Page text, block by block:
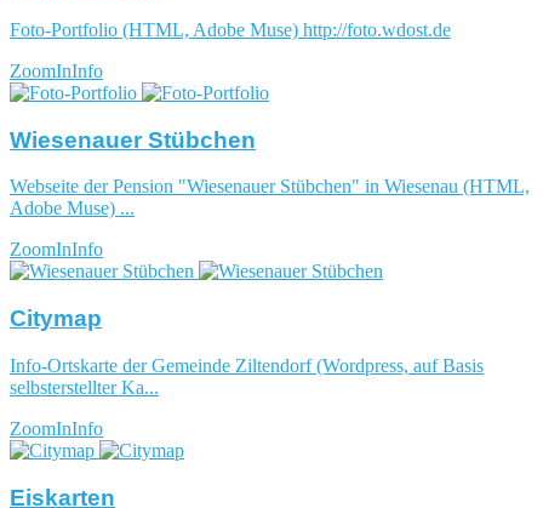
Foto-Portfolio (HTML, Adobe Muse) http://foto.wdost.de
ZoomInInfo
Wiesenauer Stübchen
Webseite der Pension "Wiesenauer Stübchen" in Wiesenau (HTML,
Adobe Muse) ...
ZoomInInfo
Citymap
Info-Ortskarte der Gemeinde Ziltendorf (Wordpress, auf Basis
selbsterstellter Ka...
ZoomInInfo
Eiskarten